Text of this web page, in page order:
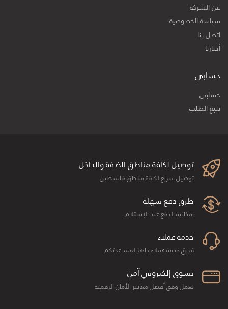
عن الشركة
سياسة الخصوصية
اتصل بنا
أخبارنا
حسابي
حسابي
تتبع الطلب
توصيل لكافة مناطق الضفة والداخل
توصيل سريع لكافة مناطق فلسطين
طرق دفع سهلة
إمكانية الدفع عند الإستلام
خدمة عملاء
فريق خدمة عملاء جاهز لمساعدتكم
تسوق إلكتروني آمن
تعمل وفق أفضل معايير الأمان الرقمية